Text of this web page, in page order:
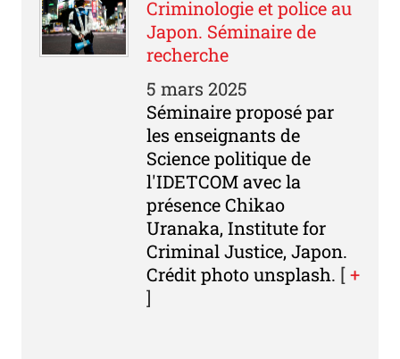
Criminologie et police au
Japon. Séminaire de
recherche
5 mars 2025
Séminaire proposé par
les enseignants de
Science politique de
l'IDETCOM avec la
présence Chikao
Uranaka, Institute for
Criminal Justice, Japon.
Crédit photo unsplash. [+
]